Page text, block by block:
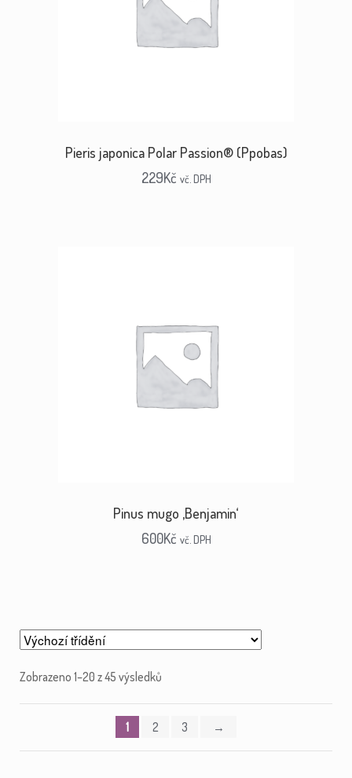
Pieris japonica Polar Passion® (Ppobas)
229Kč vč. DPH
Pinus mugo ‚Benjamin‘
600Kč vč. DPH
Zobrazeno 1–20 z 45 výsledků
1 2 3 →